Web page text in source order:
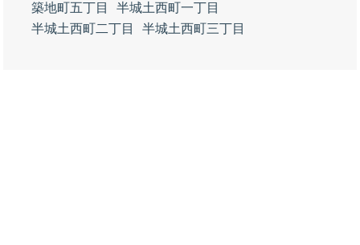
築地町五丁目
半城土西町一丁目
半城土西町二丁目
半城土西町三丁目